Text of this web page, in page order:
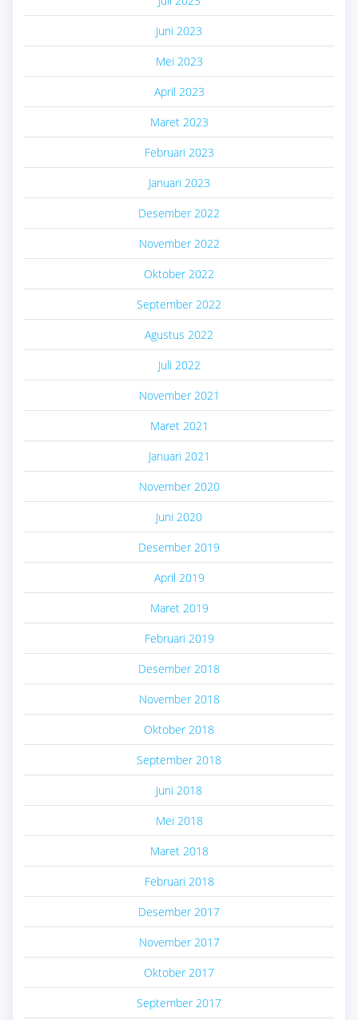
Juni 2023
Mei 2023
April 2023
Maret 2023
Februari 2023
Januari 2023
Desember 2022
November 2022
Oktober 2022
September 2022
Agustus 2022
Juli 2022
November 2021
Maret 2021
Januari 2021
November 2020
Juni 2020
Desember 2019
April 2019
Maret 2019
Februari 2019
Desember 2018
November 2018
Oktober 2018
September 2018
Juni 2018
Mei 2018
Maret 2018
Februari 2018
Desember 2017
November 2017
Oktober 2017
September 2017